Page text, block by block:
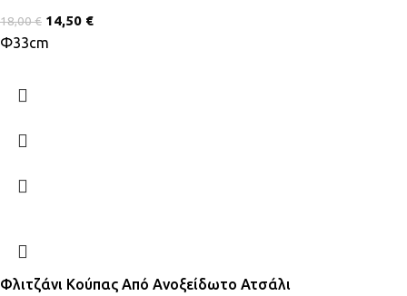
18,00€ 14,50 €
Φ33cm
Φλιτζάνι Κούπας Από Ανοξείδωτο Ατσάλι